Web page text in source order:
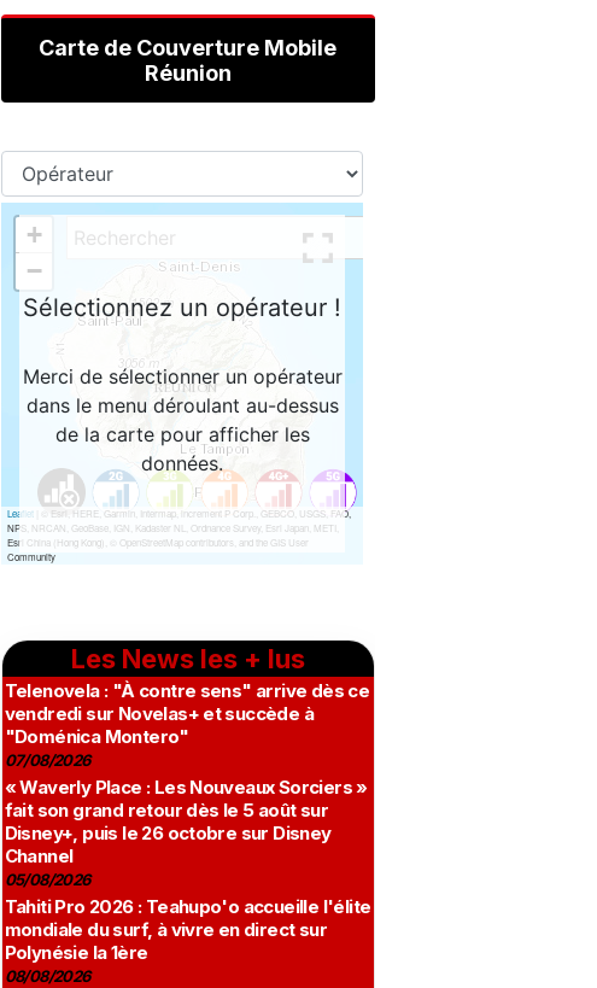
Carte de Couverture Mobile
Réunion
Les News les + lus
Telenovela : "À contre sens" arrive dès ce
vendredi sur Novelas+ et succède à
"Doménica Montero"
07/08/2026
« Waverly Place : Les Nouveaux Sorciers »
fait son grand retour dès le 5 août sur
Disney+, puis le 26 octobre sur Disney
Channel
05/08/2026
Tahiti Pro 2026 : Teahupo'o accueille l'élite
mondiale du surf, à vivre en direct sur
Polynésie la 1ère
08/08/2026